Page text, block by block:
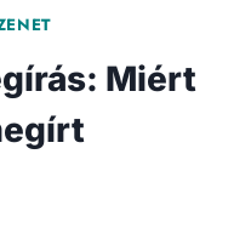
Miért